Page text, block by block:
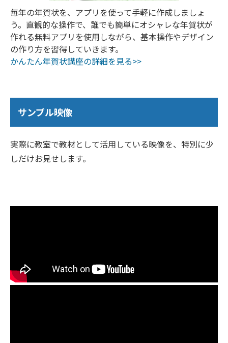
毎年の年賀状を、アプリを使って手軽に作成しましょ
う。直観的な操作で、誰でも簡単にオシャレな年賀状が
作れる無料アプリを使用しながら、基本操作やデザイン
の作り方を習得していきます。
かんたん年賀状講座の詳細を見る>>
サンプル映像
実際に教室で教材として活用している映像を、特別に少
しだけお見せします。